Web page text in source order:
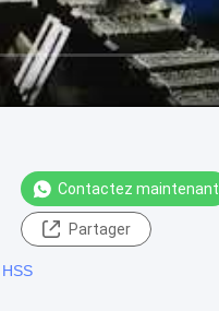
Contactez maintenant
Partager